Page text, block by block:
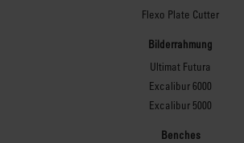
Flexo Plate Cutter
Bilderrahmung
Ultimat Futura
Excalibur 6000
Excalibur 5000
Benches